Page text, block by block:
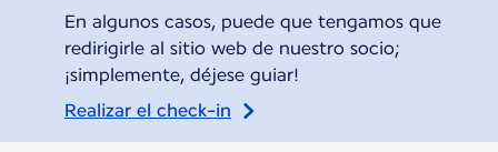
En algunos casos, puede que tengamos que
redirigirle al sitio web de nuestro socio;
¡simplemente, déjese guiar!
Realizar el check-in